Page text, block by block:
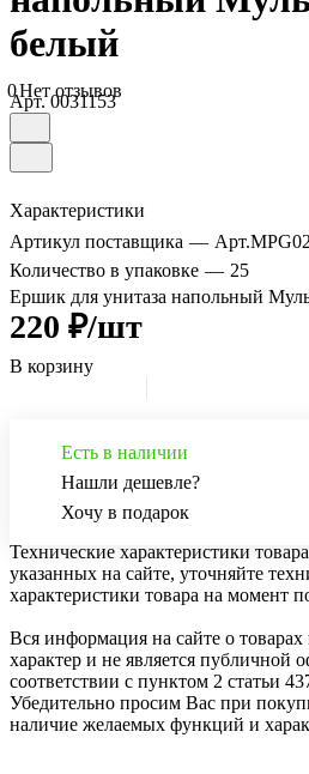
белый
0Нет отзывов
Арт.0031153
Характеристики
Артикул поставщика —
Количество в упаковке — 25
Ершик для унитаза напольный
220 ₽/шт
В корзину
Есть в наличии
Нашли дешевле?
Хочу в подарок
Технические характеристики
указанных на сайте, уточняйте
характеристики товара на момент
Вся информация на сайте о
характер и не является публичной
соответствии с пунктом 2 статьи
Убедительно просим Вас при
наличие желаемых функций и